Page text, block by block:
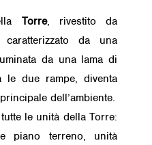
Torre, rivestito da
da una
da una lama di
due rampe, diventa
dell’ambiente.
le unità della Torre:
piano terreno, unità